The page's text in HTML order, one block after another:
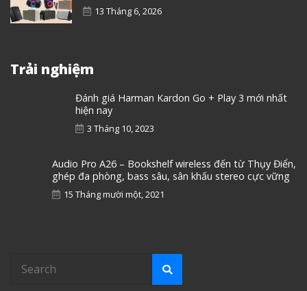
13 Tháng 6, 2026
Trải nghiệm
Đánh giá Harman Kardon Go + Play 3 mới nhất
hiện nay
3 Tháng 10, 2023
Audio Pro A26 – Bookshelf wireless đến từ Thụy Điển,
ghép đa phòng, bass sâu, sân khấu stereo cực vững
15 Tháng mười một, 2021